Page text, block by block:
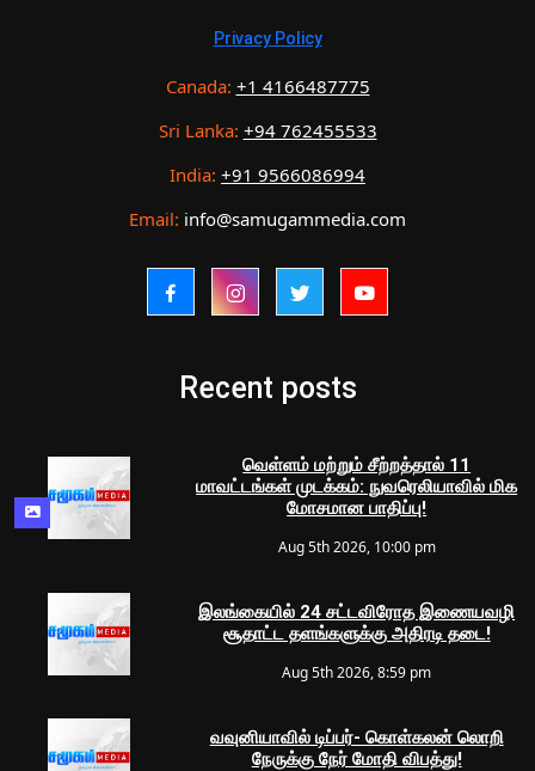
Privacy Policy
Canada: +1 4166487775
Sri Lanka: +94 762455533
India: +91 9566086994
Email: info@samugammedia.com
Recent posts
வெள்ளம் மற்றும் சீற்றத்தால் 11
மாவட்டங்கள் முடக்கம்: நுவரெலியாவில் மிக
மோசமான பாதிப்பு!
Aug 5th 2026, 10:00 pm
இலங்கையில் 24 சட்டவிரோத இணையவழி
சூதாட்ட தளங்களுக்கு அதிரடி தடை!
Aug 5th 2026, 8:59 pm
வவுனியாவில் டிப்பர்- கொள்கலன் லொறி
நேருக்கு நேர் மோதி விபத்து!